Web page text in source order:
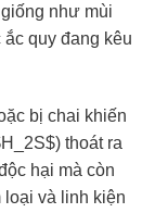
như mùi
quy đang kêu
bị chai khiến
) thoát ra
hại mà còn
và linh kiện